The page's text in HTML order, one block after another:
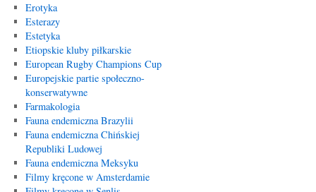
Erotyka
Esterazy
Estetyka
Etiopskie kluby piłkarskie
European Rugby Champions Cup
Europejskie partie społeczno-
konserwatywne
Farmakologia
Fauna endemiczna Brazylii
Fauna endemiczna Chińskiej
Republiki Ludowej
Fauna endemiczna Meksyku
Filmy kręcone w Amsterdamie